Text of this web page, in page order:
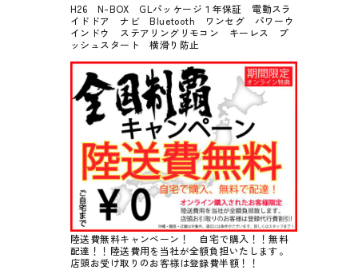
H26 N-BOX GLパッケージ１年保証 電動スラ
イドドア ナビ Bluetooth ワンセグ パワーウ
インドウ ステアリングリモコン キーレス プ
ッシュスタート 横滑り防止
陸送費無料キャンペーン！ 自宅で購入！！無料
配達！！陸送費用を当社が全額負担いたします。
店頭お受け取りのお客様は登録費半額！！